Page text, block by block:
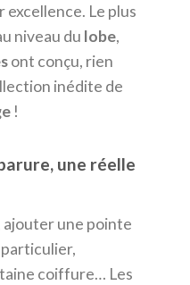
excellence. Le plus
niveau du lobe,
ont conçu, rien
inédite de
!
une réelle
une pointe
particulier,
coiffure… Les